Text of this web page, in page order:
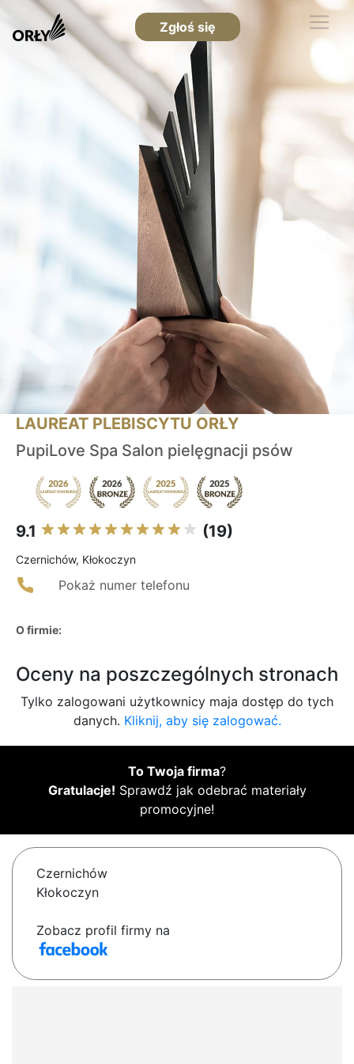
Zgłoś się
LAUREAT PLEBISCYTU ORŁY
PupiLove Spa Salon pielęgnacji psów
9.1 (19)
Czernichów, Kłokoczyn
Pokaż numer telefonu
O firmie:
Oceny na poszczególnych stronach
Tylko zalogowani użytkownicy maja dostęp do tych
danych. Kliknij, aby się zalogować.
To Twoja firma?
Gratulacje! Sprawdź jak odebrać materiały
promocyjne!
Czernichów
Kłokoczyn
Zobacz profil firmy na